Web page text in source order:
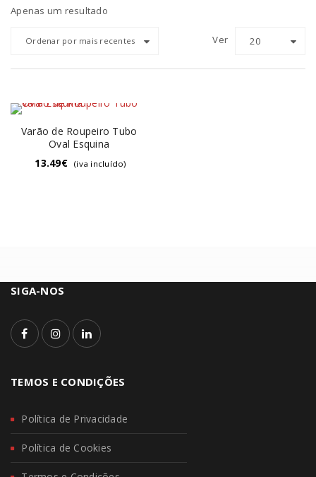
Apenas um resultado
Ordenar por mais recentes Ver 20
Varão de Roupeiro Tubo
Oval Esquina
13.49€ (iva incluído)
SIGA-NOS
TEMOS E CONDIÇÕES
Política de Privacidade
Política de Cookies